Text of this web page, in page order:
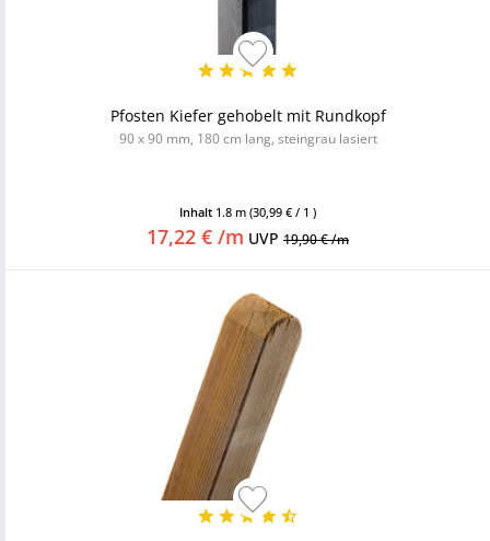
Pfosten Kiefer gehobelt mit Rundkopf
90 x 90 mm, 180 cm lang, steingrau lasiert
Inhalt 1.8 m (30,99 € / 1 )
17,22 € /m UVP 19,90 € /m